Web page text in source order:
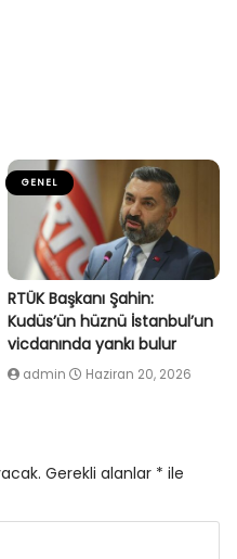
GENEL
RTÜK Başkanı Şahin:
Kudüs’ün hüznü İstanbul’un
vicdanında yankı bulur
admin Haziran 20, 2026
Gerekli alanlar * ile